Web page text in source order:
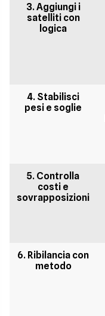
3. Aggiungi i
satelliti con
logica
4. Stabilisci
pesi e soglie
5. Controlla
costi e
sovrapposizioni
6. Ribilancia con
metodo